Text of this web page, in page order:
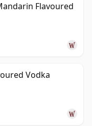
Flavoured
Vodka